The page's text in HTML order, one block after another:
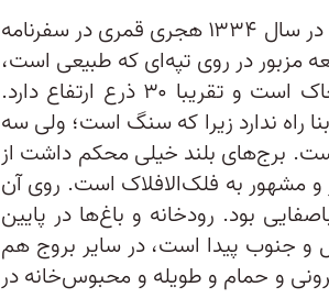
معین‌السلطنه، سفرنامه‌نویس دوران قاجار، در سال ۱۳۳۴ هجری قمری در سفرنامه
مزبور در روی تپه‌ای که طبیعی است،
ساخته شد و تپه مزبور، مخلوط سنگ و خاک است و تقریبا ۳۰ ذرع ارتفاع دارد.
راه ندارد زیرا که سنگ است؛ ولی سه
برج‌های بلند خیلی محکم داشت از
و مشهور به فلک‌الافلاک است. روی آن
بود. رودخانه و باغ‌ها در پایین
و جنوب پیدا است، در سایر بروج هم
و حمام و طویله و محبوس‌خانه در